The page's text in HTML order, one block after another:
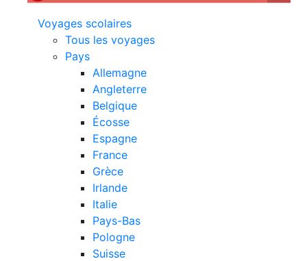
Voyages scolaires
Tous les voyages
Pays
Allemagne
Angleterre
Belgique
Écosse
Espagne
France
Grèce
Irlande
Italie
Pays-Bas
Pologne
Suisse